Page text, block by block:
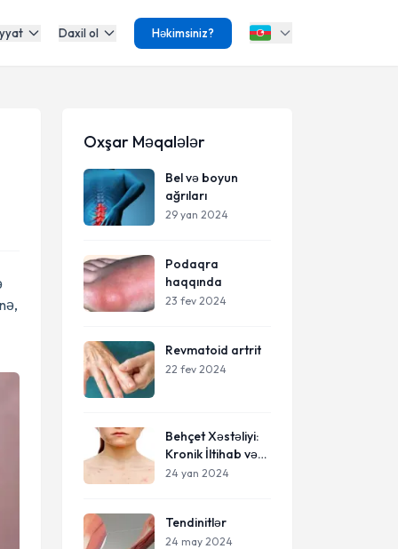
Daxil ol Həkimsiniz?
Oxşar Məqalələr
Bel və boyun
ağrıları
29 yan 2024
Podaqra
haqqında
23 fev 2024
Revmatoid artrit
22 fev 2024
Behçet Xəstəliyi:
Kronik İltihab və
Onun Kompleks
24 yan 2024
Tendinitlər
24 may 2024